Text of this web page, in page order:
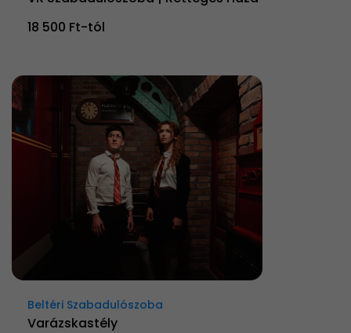
18 500 Ft-tól
Beltéri Szabadulószoba
Varázskastély